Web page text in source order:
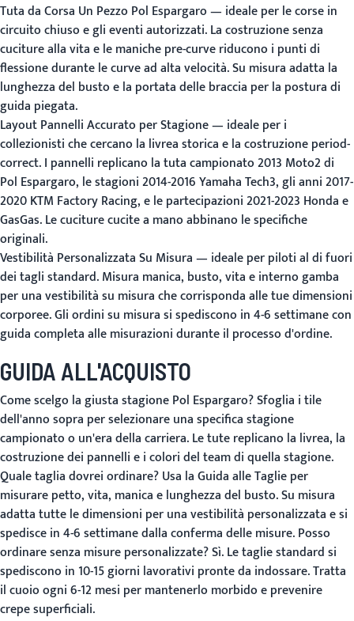
Tuta da Corsa Un Pezzo Pol Espargaro— ideale per le corse in
circuito chiuso e gli eventi autorizzati. La costruzione senza
cuciture alla vita e le maniche pre-curve riducono i punti di
flessione durante le curve ad alta velocità. Su misura adatta la
lunghezza del busto e la portata delle braccia per la postura di
guida piegata.
Layout Pannelli Accurato per Stagione— ideale per i
collezionisti che cercano la livrea storica e la costruzione period-
correct. I pannelli replicano la tuta campionato 2013 Moto2 di
Pol Espargaro, le stagioni 2014-2016 Yamaha Tech3, gli anni 2017-
2020 KTM Factory Racing, e le partecipazioni 2021-2023 Honda e
GasGas. Le cuciture cucite a mano abbinano le specifiche
originali.
Vestibilità Personalizzata Su Misura— ideale per piloti al di fuori
dei tagli standard. Misura manica, busto, vita e interno gamba
per una vestibilità su misura che corrisponda alle tue dimensioni
corporee. Gli ordini su misura si spediscono in 4-6 settimane con
guida completa alle misurazioni durante il processo d'ordine.
GUIDA ALL'ACQUISTO
Come scelgo la giusta stagione Pol Espargaro?Sfoglia i tile
dell'anno sopra per selezionare una specifica stagione
campionato o un'era della carriera. Le tute replicano la livrea, la
costruzione dei pannelli e i colori del team di quella stagione.
Quale taglia dovrei ordinare?Usa laGuida alle Taglieper
misurare petto, vita, manica e lunghezza del busto. Su misura
adatta tutte le dimensioni per una vestibilità personalizzata e si
spedisce in 4-6 settimane dalla conferma delle misure.Posso
ordinare senza misure personalizzate?Sì. Le taglie standard si
spediscono in 10-15 giorni lavorativi pronte da indossare. Tratta
il cuoio ogni 6-12 mesi per mantenerlo morbido e prevenire
crepe superficiali.